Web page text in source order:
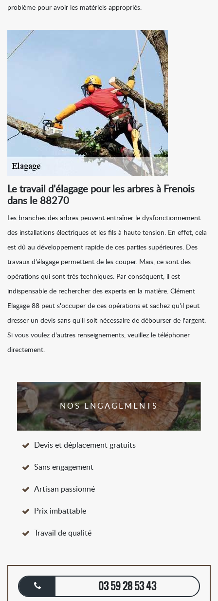
problème pour avoir les matériels appropriés.
Le travail d'élagage pour les arbres à Frenois
dans le 88270
Les branches des arbres peuvent entraîner le dysfonctionnement
des installations électriques et les fils à haute tension. En effet, cela
est dû au développement rapide de ces parties supérieures. Des
travaux d'élagage permettent de les couper. Mais, ce sont des
opérations qui sont très techniques. Par conséquent, il est
indispensable de rechercher des experts en la matière. Clément
Elagage 88 peut s'occuper de ces opérations et sachez qu'il peut
dresser un devis sans qu'il soit nécessaire de débourser de l'argent.
Si vous voulez d'autres renseignements, veuillez le téléphoner
directement.
NOS ENGAGEMENTS
Devis et déplacement gratuits
Sans engagement
Artisan passionné
Prix imbattable
Travail de qualité
03 59 28 53 43